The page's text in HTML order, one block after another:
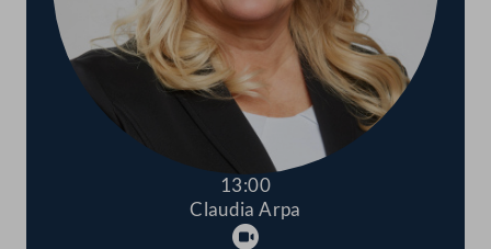
13:00
Claudia Arpa
Abspielen